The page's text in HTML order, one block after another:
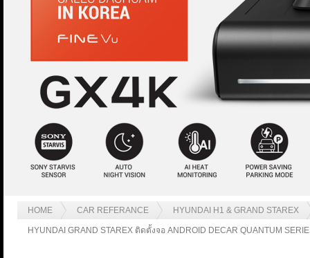
HOME CAR REFERANCE HYUNDAI H1 & GRAND STAREX
HYUNDAI GRAND STAREX ติดตั้งจอ ANDROID DECAR QUANTUM